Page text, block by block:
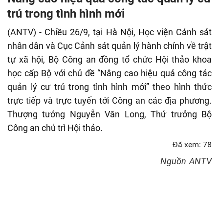
trú trong tình hình mới
(ANTV) - Chiều 26/9, tại Hà Nội, Học viện Cảnh sát
nhân dân và Cục Cảnh sát quản lý hành chính về trật
tự xã hội, Bộ Công an đồng tổ chức Hội thảo khoa
học cấp Bộ với chủ đề “Nâng cao hiệu quả công tác
quản lý cư trú trong tình hình mới” theo hình thức
trực tiếp và trực tuyến tới Công an các địa phương.
Thượng tướng Nguyễn Văn Long, Thứ trưởng Bộ
Công an chủ trì Hội thảo.
Đã xem: 78
Nguồn ANTV